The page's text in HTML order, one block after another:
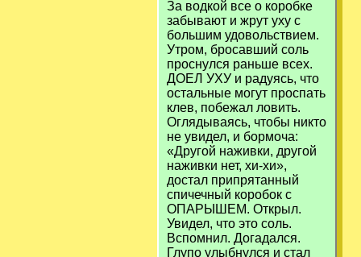
За водкой все о коробке
забывают и жрут уху с
большим удовольствием.
Утром, бросавший соль
проснулся раньше всех.
ДОЕЛ УХУ и радуясь, что
остальные могут проспать
клев, побежал ловить.
Оглядываясь, чтобы никто
не увидел, и бормоча:
«Другой наживки, другой
наживки нет, хи-хи»,
достал припрятанный
спичечный коробок с
ОПАРЫШЕМ. Открыл.
Увидел, что это соль.
Вспомнил. Догадался.
Глупо улыбнулся и стал